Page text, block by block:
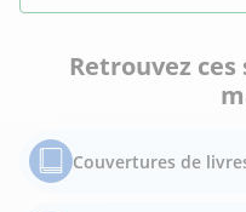
Retrouvez
Couvertures de